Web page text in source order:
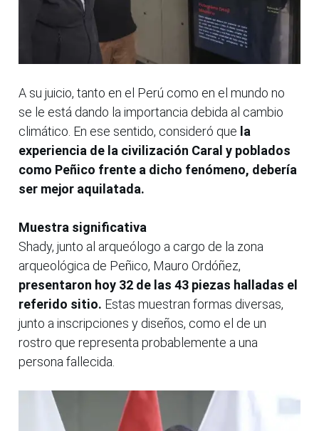
A su juicio, tanto en el Perú como en el mundo no
se le está dando la importancia debida al cambio
climático. En ese sentido, consideró que la
experiencia de la civilización Caral y poblados
como Peñico frente a dicho fenómeno, debería
ser mejor aquilatada.
Muestra significativa
Shady, junto al arqueólogo a cargo de la zona
arqueológica de Peñico, Mauro Ordóñez,
presentaron hoy 32 de las 43 piezas halladas el
referido sitio. Estas muestran formas diversas,
junto a inscripciones y diseños, como el de un
rostro que representa probablemente a una
persona fallecida.